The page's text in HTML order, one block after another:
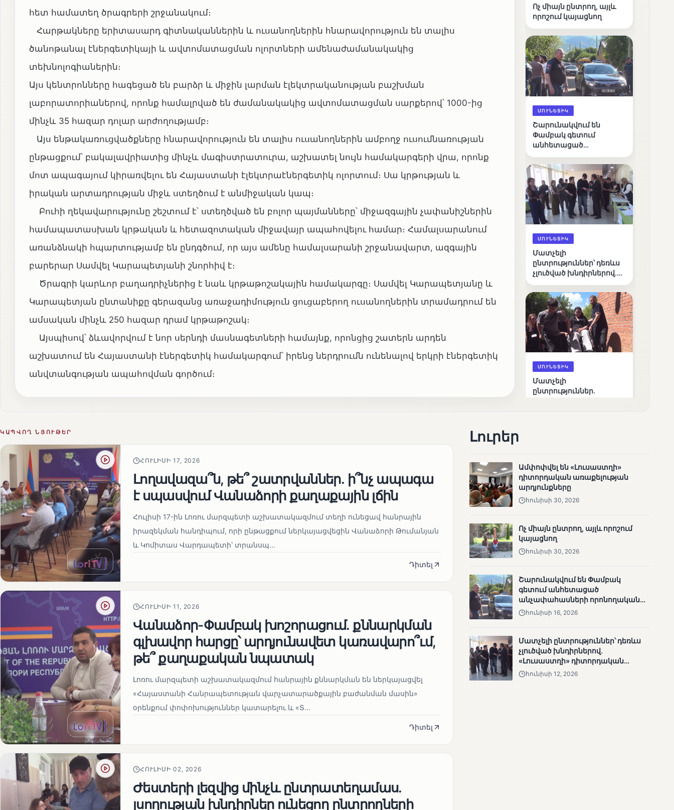
հետ համատեղ ծրագրերի շրջանակում։
Հարթակները երիտասարդ գիտնականներին և ուսանողներին հնարավորություն են տալիս
ծանոթանալ էներգետիկայի և ավտոմատացման ոլորտների ամենաժամանակակից
տեխնոլոգիաներին։
Այս կենտրոնները հագեցած են բարձր և միջին լարման էլեկտրականության բաշխման
լաբորատորիաներով, որոնք համալրված են ժամանակակից ավտոմատացման սարքերով՝ 1000-ից
մինչև 35 հազար դոլար արժողությամբ։
Այս ենթակառուցվածքները հնարավորություն են տալիս ուսանողներին ամբողջ ուսումնառության
ընթացքում՝ բակալավրիատից մինչև մագիստրատուրա, աշխատել նույն համակարգերի վրա, որոնք
մոտ ապագայում կիրառվելու են Հայաստանի էլեկտրաէներգետիկ ոլորտում։ Սա կրթության և
իրական արտադրության միջև ստեղծում է անմիջական կապ։
Բուհի ղեկավարությունը շեշտում է՝ ստեղծված են բոլոր պայմանները՝ միջազգային չափանիշներին
համապատասխան կրթական և հետազոտական միջավայր ապահովելու համար։ Համալսարանում
առանձնակի հպարտությամբ են ընդգծում, որ այս ամենը համալսարանի շրջանավարտ, ազգային
բարերար Սամվել Կարապետյանի շնորհիվ է։
Ծրագրի կարևոր բաղադրիչներից է նաև կրթաթոշակային համակարգը։ Սամվել Կարապետյանը և
Կարապետյան ընտանիքը գերազանց առաջադիմություն ցուցաբերող ուսանողներին տրամադրում են
ամսական մինչև 250 հազար դրամ կրթաթոշակ։
Այսպիսով՝ ձևավորվում է նոր սերնդի մասնագետների համայնք, որոնցից շատերն արդեն
աշխատում են Հայաստանի էներգետիկ համակարգում՝ իրենց ներդրումն ունենալով երկրի էներգետիկ
անվտանգության ապահովման գործում։
Ոչ միայն ընտրող, այլև
որոշում կայացնող
ՄՈՒՆԵՏԻԿ
Շարունակվում են
Փամբակ գետում
անհետացած
որոնողական
աշխատանքները
ՄՈՒՆԵՏԻԿ
Մատչելի
ընտրություններ՝ դեռևս
չլուծված խնդիրներով.
դիտորդական
առաքելության
արդյունքները
ՄՈՒՆԵՏԻԿ
Մատչելի
ընտրություններ.
ՄՈՒՆԵՏԻԿ
արդյունքները
ՄՈՒՆԵՏԻԿ
Քվեարկության
նախնական
պաշտոնական
ԿԱՊՎՈՂ ՆՅՈՒԹԵՐ
ՀՈՒԼԻՍԻ 17, 2026
Լողավազա՞ն, թե՞ շատրվաններ. ի՞նչ ապագա
է սպասվում Վանաձորի քաղաքային լճին
Հուլիսի 17-ին Լոռու մարզպետի աշխատակազմում տեղի ունեցավ հանրային
իրազեկման հանդիպում, որի ընթացքում ներկայացվեցին Վանաձորի Թումանյան
և Կոմիտաս Վարդապետի՝ տրանսպ...
Դիտել
ՀՈՒԼԻՍԻ 11, 2026
Վանաձոր-Փամբակ խոշորացում. քննարկման
գլխավոր հարցը՝ արդյունավետ կառավարո՞ւմ,
թե՞ քաղաքական նպատակ
Լոռու մարզպետի աշխատակազմում հանրային քննարկման են ներկայացվել
«Հայաստանի Հանրապետության վարչատարածքային բաժանման մասին»
օրենքում փոփոխություններ կատարելու և «Տ...
Դիտել
ՀՈՒԼԻՍԻ 02, 2026
Ժեստերի լեզվից մինչև ընտրատեղամաս.
լսողության խնդիրներ ունեցող ընտրողների
Լուրեր
Ամփոփվել են «Լուսաստղի»
դիտորդական առաքելության
արդյունքները
հունիսի 30, 2026
Ոչ միայն ընտրող, այլև որոշում
կայացնող
հունիսի 30, 2026
Շարունակվում են Փամբակ
գետում անհետացած
անչափահասների որոնողական
աշխատանքները
հունիսի 16, 2026
Մատչելի ընտրություններ՝ դեռևս
չլուծված խնդիրներով.
«Լուսաստղի» դիտորդական
առաքելության արդյունքները
հունիսի 12, 2026